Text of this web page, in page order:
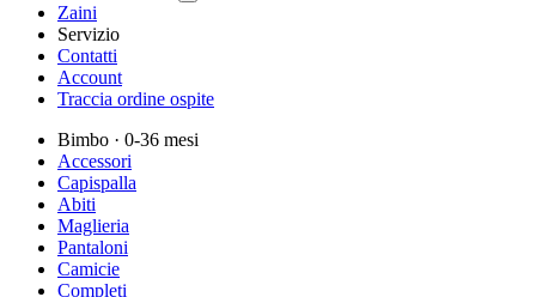
Zaini
Servizio
Contatti
Account
Traccia ordine ospite
Bimbo · 0-36 mesi
Accessori
Capispalla
Abiti
Maglieria
Pantaloni
Camicie
Completi